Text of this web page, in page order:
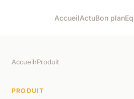
AccueilActuBon plan
Accueil›Produit
PRODUIT